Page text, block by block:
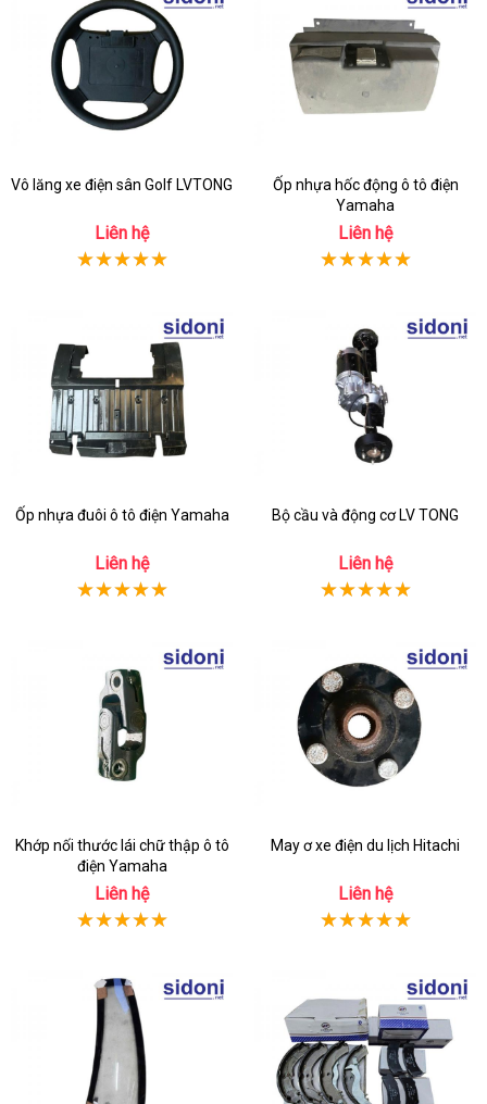
Vô lăng xe điện sân Golf LVTONG
Liên hệ
Ốp nhựa hốc động ô tô điện
Yamaha
Liên hệ
Ốp nhựa đuôi ô tô điện Yamaha
Liên hệ
Bộ cầu và động cơ LV TONG
Liên hệ
Khớp nối thước lái chữ thập ô tô
điện Yamaha
Liên hệ
May ơ xe điện du lịch Hitachi
Liên hệ